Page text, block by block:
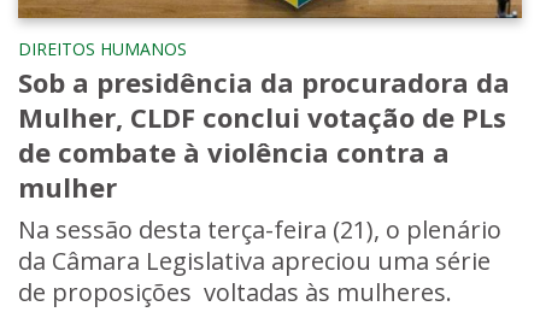
DIREITOS HUMANOS
Sob a presidência da procuradora da
Mulher, CLDF conclui votação de PLs
de combate à violência contra a
mulher
Na sessão desta terça-feira (21), o plenário
da Câmara Legislativa apreciou uma série
de proposições voltadas às mulheres.